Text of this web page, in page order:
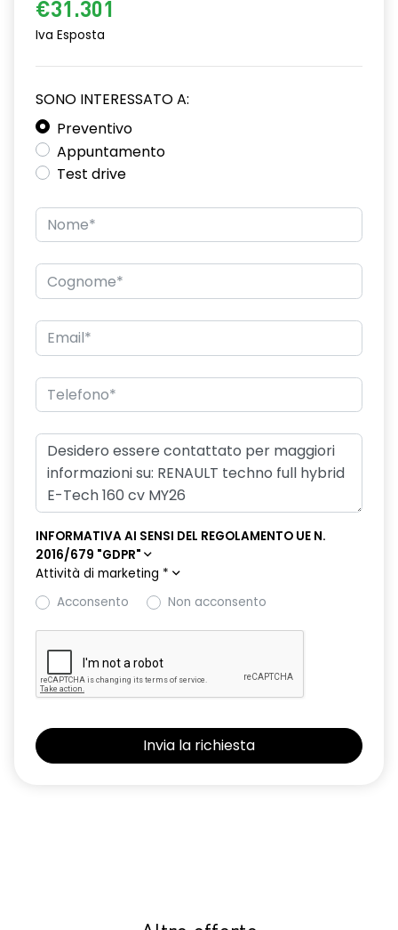
€31.301
Iva Esposta
SONO INTERESSATO A:
Preventivo
Appuntamento
Test drive
INFORMATIVA AI SENSI DEL REGOLAMENTO UE N.
2016/679 "GDPR"
Attività di marketing *
Acconsento
Non acconsento